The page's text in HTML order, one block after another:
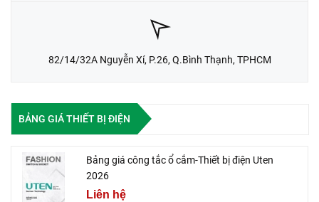
82/14/32A Nguyễn Xí, P.26, Q.Bình Thạnh, TPHCM
BẢNG GIÁ THIẾT BỊ ĐIỆN
Bảng giá công tắc ổ cắm-Thiết bị điện Uten
2026
Liên hệ